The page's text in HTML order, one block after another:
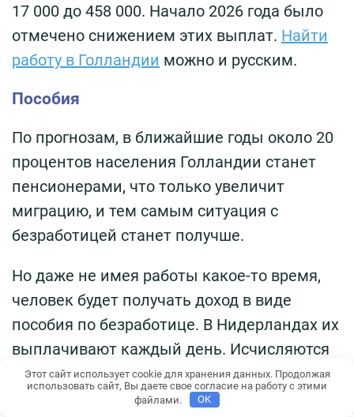
17 000 до 458 000. Начало 2026 года было
отмечено снижением этих выплат. Найти
работу в Голландии можно и русским.
Пособия
По прогнозам, в ближайшие годы около 20
процентов населения Голландии станет
пенсионерами, что только увеличит
миграцию, и тем самым ситуация с
безработицей станет получше.
Но даже не имея работы какое-то время,
человек будет получать доход в виде
пособия по безработице. В Нидерландах их
выплачивают каждый день. Исчисляются
исходя из размера последних заработков:
75 процентов в первые два месяца, затем
Этот сайт использует cookie для хранения данных. Продолжая
использовать сайт, Вы даете свое согласие на работу с этими
файлами.
OK